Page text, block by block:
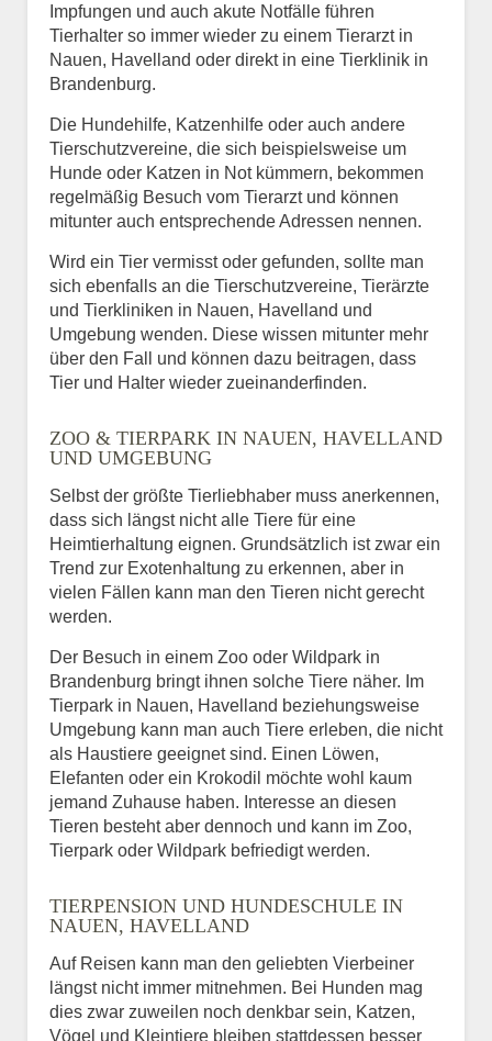
Impfungen und auch akute Notfälle führen
Tierhalter so immer wieder zu einem Tierarzt in
Nauen, Havelland oder direkt in eine Tierklinik in
Brandenburg.
Die Hundehilfe, Katzenhilfe oder auch andere
Tierschutzvereine, die sich beispielsweise um
Hunde oder Katzen in Not kümmern, bekommen
regelmäßig Besuch vom Tierarzt und können
mitunter auch entsprechende Adressen nennen.
Wird ein Tier vermisst oder gefunden, sollte man
sich ebenfalls an die Tierschutzvereine, Tierärzte
und Tierkliniken in Nauen, Havelland und
Umgebung wenden. Diese wissen mitunter mehr
über den Fall und können dazu beitragen, dass
Tier und Halter wieder zueinanderfinden.
ZOO & TIERPARK IN NAUEN, HAVELLAND
UND UMGEBUNG
Selbst der größte Tierliebhaber muss anerkennen,
dass sich längst nicht alle Tiere für eine
Heimtierhaltung eignen. Grundsätzlich ist zwar ein
Trend zur Exotenhaltung zu erkennen, aber in
vielen Fällen kann man den Tieren nicht gerecht
werden.
Der Besuch in einem Zoo oder Wildpark in
Brandenburg bringt ihnen solche Tiere näher. Im
Tierpark in Nauen, Havelland beziehungsweise
Umgebung kann man auch Tiere erleben, die nicht
als Haustiere geeignet sind. Einen Löwen,
Elefanten oder ein Krokodil möchte wohl kaum
jemand Zuhause haben. Interesse an diesen
Tieren besteht aber dennoch und kann im Zoo,
Tierpark oder Wildpark befriedigt werden.
TIERPENSION UND HUNDESCHULE IN
NAUEN, HAVELLAND
Auf Reisen kann man den geliebten Vierbeiner
längst nicht immer mitnehmen. Bei Hunden mag
dies zwar zuweilen noch denkbar sein, Katzen,
Vögel und Kleintiere bleiben stattdessen besser